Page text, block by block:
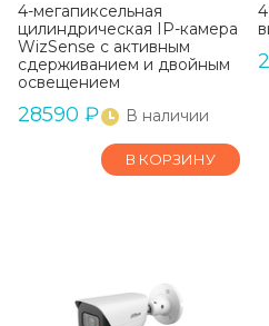
4-мегапиксельная
цилиндрическая IP-камера
WizSense с активным
сдерживанием и двойным
освещением
28590 ₽ В наличии
В КОРЗИНУ